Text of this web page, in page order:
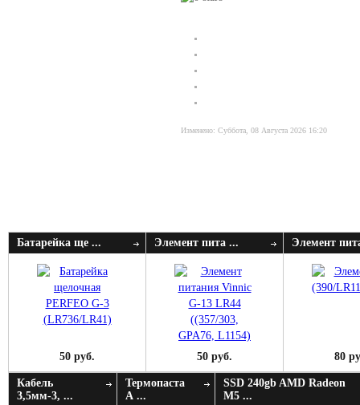
Изменено: Суббота, 08 Августа 2026 16:20
Батарейка ще ...
50 руб.
Элемент пита ...
50 руб.
Элемент
80
Кабель
3,5мм-3, ...
Термопаста
А ...
SSD 240gb AMD Radeon
M5 ...